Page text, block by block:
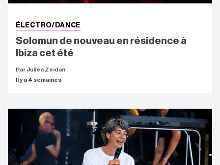
ÉLECTRO/DANCE
Solomun de nouveau en résidence à
Ibiza cet été
Par Julien Zeidan
Il y a 4 semaines